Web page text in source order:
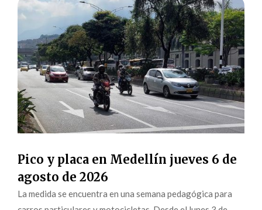
Pico y placa en Medellín jueves 6 de
agosto de 2026
La medida se encuentra en una semana pedagógica para